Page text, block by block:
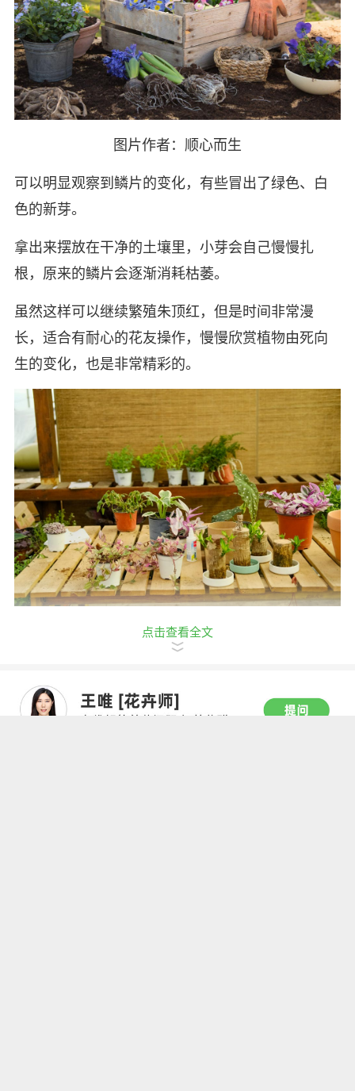
图片作者：顺心而生
可以明显观察到鳞片的变化，有些冒出了绿色、白
色的新芽。
拿出来摆放在干净的土壤里，小芽会自己慢慢扎
根，原来的鳞片会逐渐消耗枯萎。
虽然这样可以继续繁殖朱顶红，但是时间非常漫
长，适合有耐心的花友操作，慢慢欣赏植物由死向
生的变化，也是非常精彩的。
图片作者：顺心而生
点击查看全文